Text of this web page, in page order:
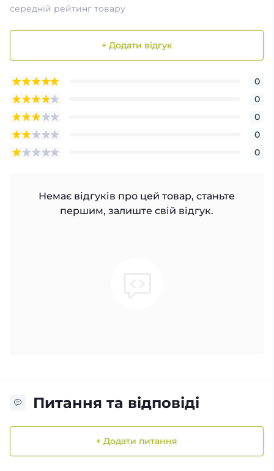
середній рейтинг товару
+ Додати відгук
0
0
0
0
0
Немає відгуків про цей товар, станьте
першим, залиште свій відгук.
Питання та відповіді
+ Додати питання